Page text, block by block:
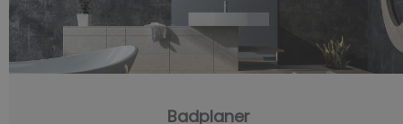
Badplaner